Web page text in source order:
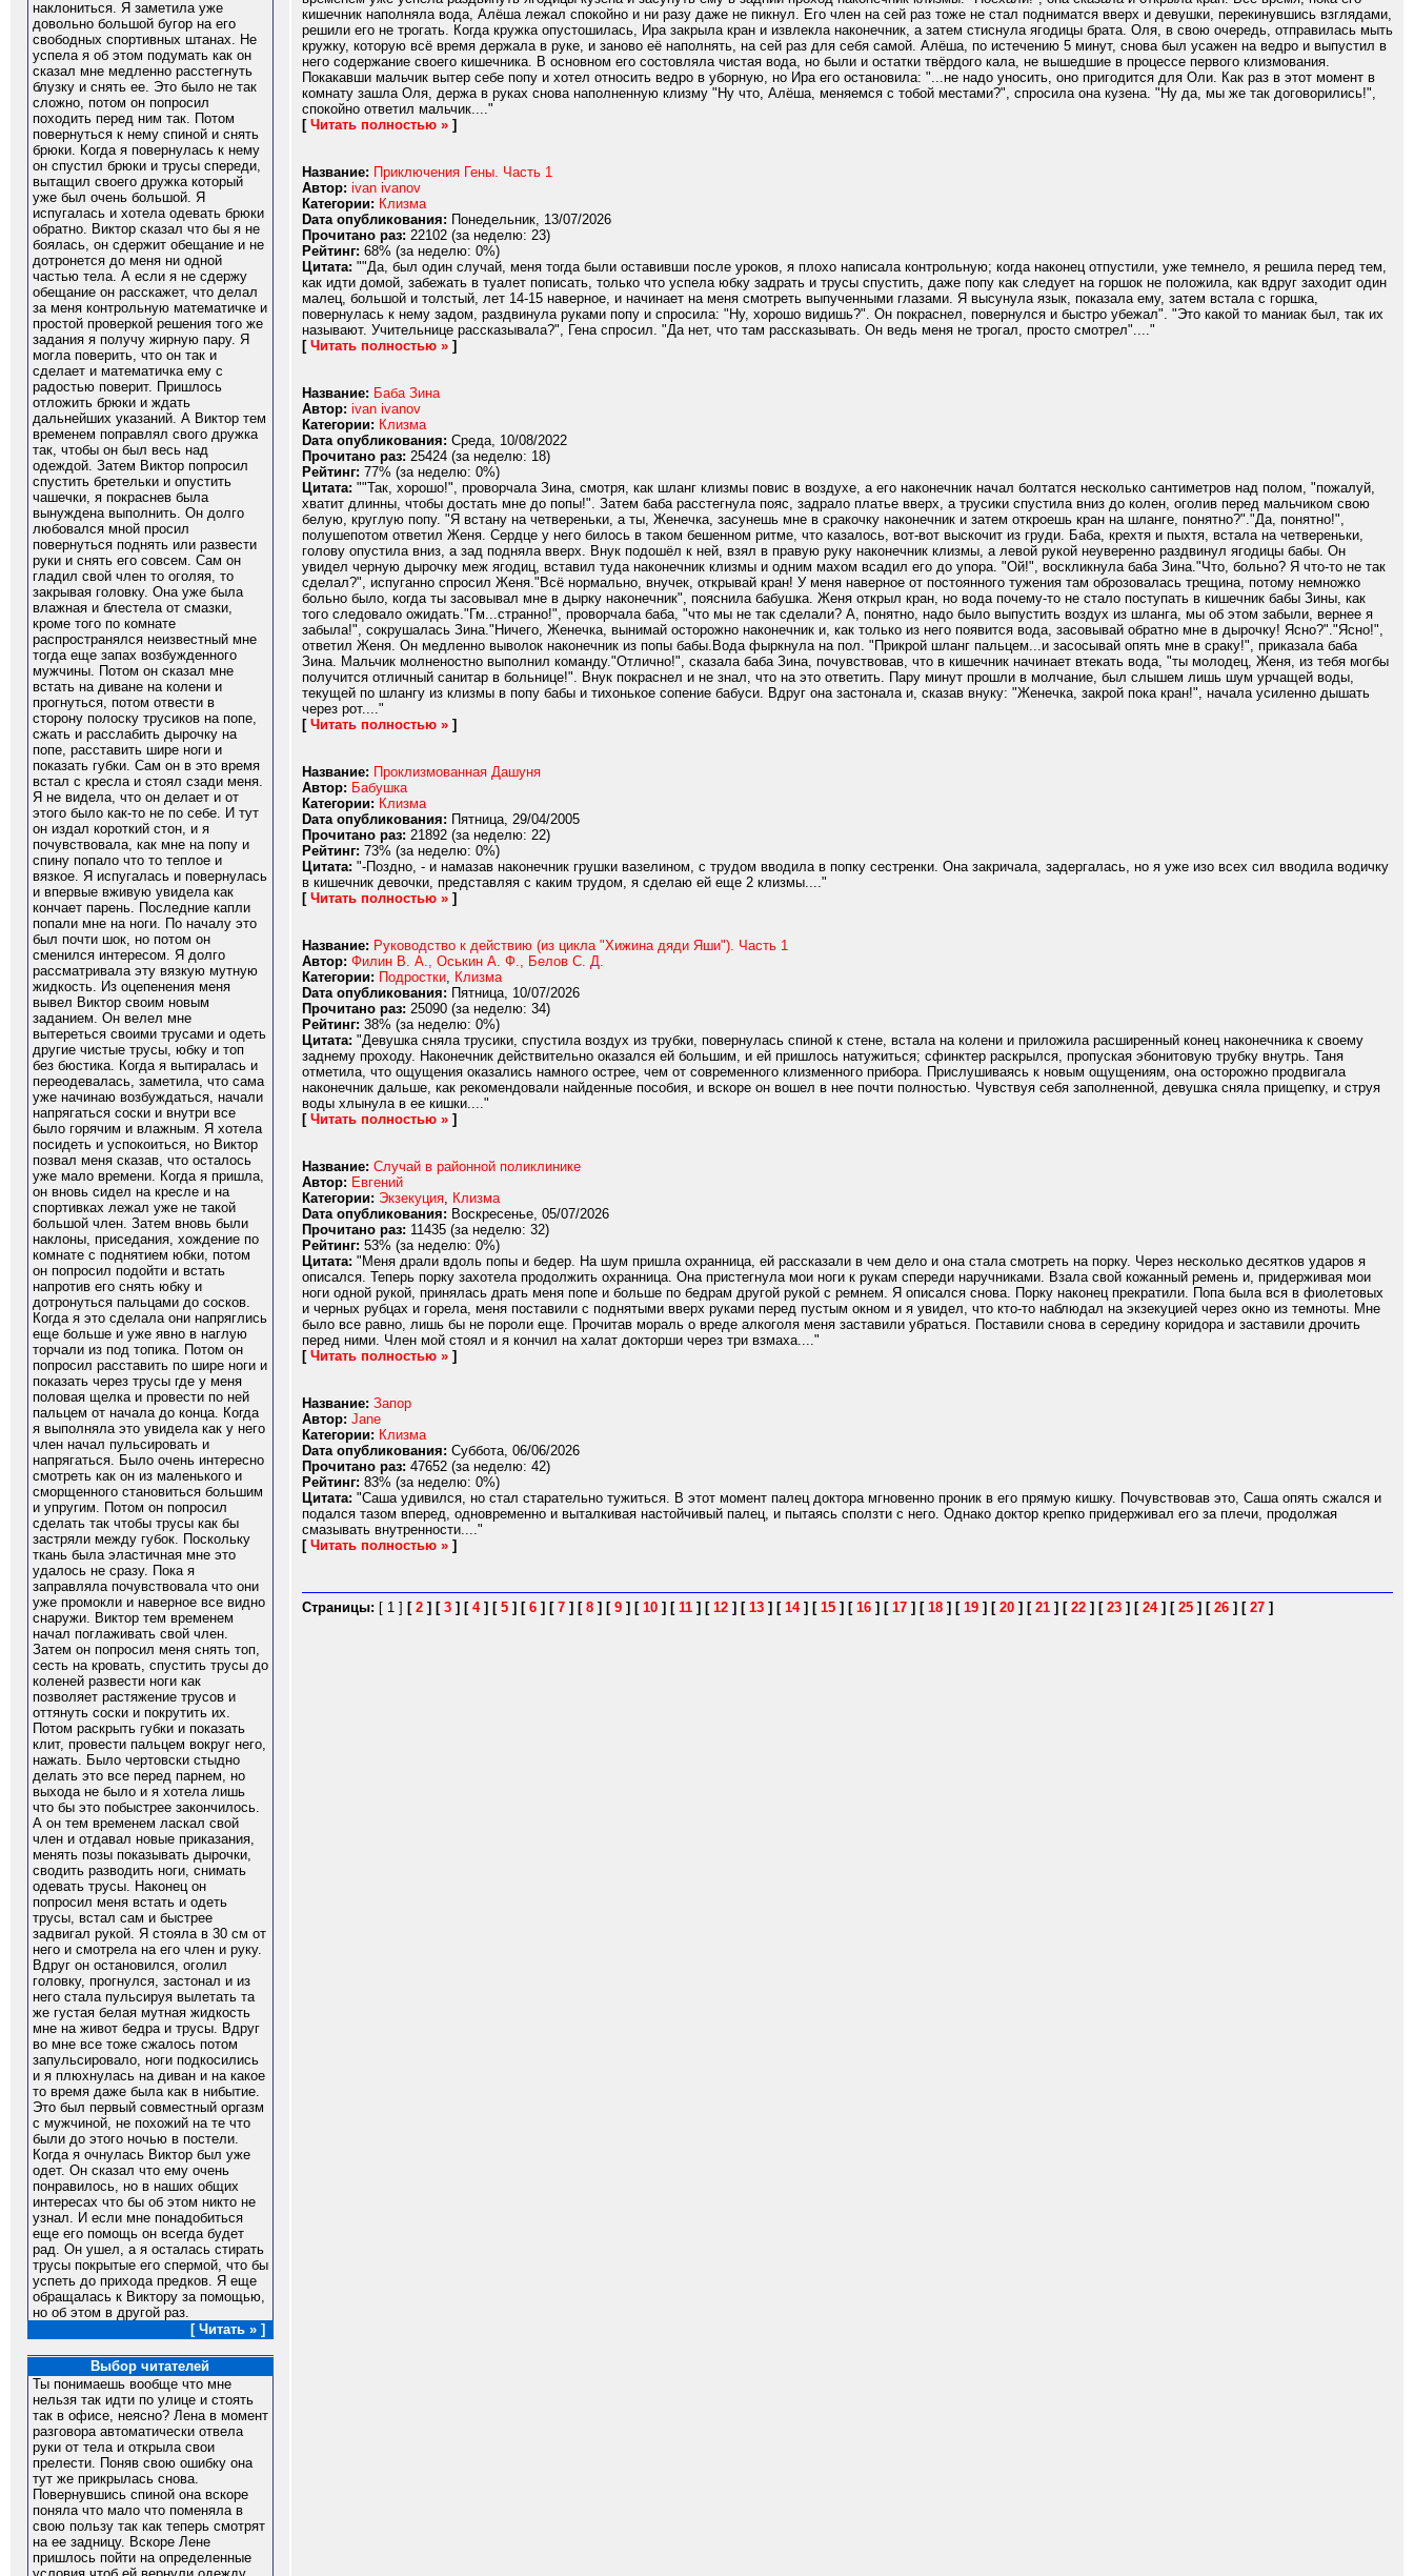
наклониться. Я заметила уже
довольно большой бугор на его
свободных спортивных штанах. Не
успела я об этом подумать как он
сказал мне медленно расстегнуть
блузку и снять ее. Это было не так
сложно, потом он попросил
походить перед ним так. Потом
повернуться к нему спиной и снять
брюки. Когда я повернулась к нему
он спустил брюки и трусы спереди,
вытащил своего дружка который
уже был очень большой. Я
испугалась и хотела одевать брюки
обратно. Виктор сказал что бы я не
боялась, он сдержит обещание и не
дотронется до меня ни одной
частью тела. А если я не сдержу
обещание он расскажет, что делал
за меня контрольную математичке и
простой проверкой решения того же
задания я получу жирную пару. Я
могла поверить, что он так и
сделает и математичка ему с
радостью поверит. Пришлось
отложить брюки и ждать
дальнейших указаний. А Виктор тем
временем поправлял свого дружка
так, чтобы он был весь над
одеждой. Затем Виктор попросил
спустить бретельки и опустить
чашечки, я покраснев была
вынуждена выполнить. Он долго
любовался мной просил
повернуться поднять или развести
руки и снять его совсем. Сам он
гладил свой член то оголяя, то
закрывая головку. Она уже была
влажная и блестела от смазки,
кроме того по комнате
распространялся неизвестный мне
тогда еще запах возбужденного
мужчины. Потом он сказал мне
встать на диване на колени и
прогнуться, потом отвести в
сторону полоску трусиков на попе,
сжать и расслабить дырочку на
попе, расставить шире ноги и
показать губки. Сам он в это время
встал с кресла и стоял сзади меня.
Я не видела, что он делает и от
этого было как-то не по себе. И тут
он издал короткий стон, и я
почувствовала, как мне на попу и
спину попало что то теплое и
вязкое. Я испугалась и повернулась
и впервые вживую увидела как
кончает парень. Последние капли
попали мне на ноги. По началу это
был почти шок, но потом он
сменился интересом. Я долго
рассматривала эту вязкую мутную
жидкость. Из оцепенения меня
вывел Виктор своим новым
заданием. Он велел мне
вытереться своими трусами и одеть
другие чистые трусы, юбку и топ
без бюстика. Когда я вытиралась и
переодевалась, заметила, что сама
уже начинаю возбуждаться, начали
напрягаться соски и внутри все
было горячим и влажным. Я хотела
посидеть и успокоиться, но Виктор
позвал меня сказав, что осталось
уже мало времени. Когда я пришла,
он вновь сидел на кресле и на
спортивках лежал уже не такой
большой член. Затем вновь были
наклоны, приседания, хождение по
комнате с поднятием юбки, потом
он попросил подойти и встать
напротив его снять юбку и
дотронуться пальцами до сосков.
Когда я это сделала они напряглись
еще больше и уже явно в наглую
торчали из под топика. Потом он
попросил расставить по шире ноги и
показать через трусы где у меня
половая щелка и провести по ней
пальцем от начала до конца. Когда
я выполняла это увидела как у него
член начал пульсировать и
напрягаться. Было очень интересно
смотреть как он из маленького и
сморщенного становиться большим
и упругим. Потом он попросил
сделать так чтобы трусы как бы
застряли между губок. Поскольку
ткань была эластичная мне это
удалось не сразу. Пока я
заправляла почувствовала что они
уже промокли и наверное все видно
снаружи. Виктор тем временем
начал поглаживать свой член.
Затем он попросил меня снять топ,
сесть на кровать, спустить трусы до
коленей развести ноги как
позволяет растяжение трусов и
оттянуть соски и покрутить их.
Потом раскрыть губки и показать
клит, провести пальцем вокруг него,
нажать. Было чертовски стыдно
делать это все перед парнем, но
выхода не было и я хотела лишь
что бы это побыстрее закончилось.
А он тем временем ласкал свой
член и отдавал новые приказания,
менять позы показывать дырочки,
сводить разводить ноги, снимать
одевать трусы. Наконец он
попросил меня встать и одеть
трусы, встал сам и быстрее
задвигал рукой. Я стояла в 30 см от
него и смотрела на его член и руку.
Вдруг он остановился, оголил
головку, прогнулся, застонал и из
него стала пульсируя вылетать та
же густая белая мутная жидкость
мне на живот бедра и трусы. Вдруг
во мне все тоже сжалось потом
запульсировало, ноги подкосились
и я плюхнулась на диван и на какое
то время даже была как в нибытие.
Это был первый совместный оргазм
с мужчиной, не похожий на те что
были до этого ночью в постели.
Когда я очнулась Виктор был уже
одет. Он сказал что ему очень
понравилось, но в наших общих
интересах что бы об этом никто не
узнал. И если мне понадобиться
еще его помощь он всегда будет
рад. Он ушел, а я осталась стирать
трусы покрытые его спермой, что бы
успеть до прихода предков. Я еще
обращалась к Виктору за помощью,
но об этом в другой раз.
[ Читать » ]
Выбор читателей
Ты понимаешь вообще что мне
нельзя так идти по улице и стоять
так в офисе, неясно? Лена в момент
разговора автоматически отвела
руки от тела и открыла свои
прелести. Поняв свою ошибку она
тут же прикрылась снова.
Повернувшись спиной она вскоре
поняла что мало что поменяла в
свою пользу так как теперь смотрят
на ее задницу. Вскоре Лене
пришлось пойти на определенные
кишечник наполняла вода, Алёша лежал спокойно и ни разу даже не пикнул. Его член на сей раз тоже не стал подниматся вверх и девушки, перекинувшись взглядами,
решили его не трогать. Когда кружка опустошилась, Ира закрыла кран и извлекла наконечник, а затем стиснула ягодицы брата. Оля, в свою очередь, отправилась мыть
кружку, которую всё время держала в руке, и заново её наполнять, на сей раз для себя самой. Алёша, по истечению 5 минут, снова был усажен на ведро и выпустил в
него содержание своего кишечника. В основном его состовляла чистая вода, но были и остатки твёрдого кала, не вышедшие в процессе первого клизмования.
Покакавши мальчик вытер себе попу и хотел относить ведро в уборную, но Ира его остановила: "...не надо уносить, оно пригодится для Оли. Как раз в этот момент в
комнату зашла Оля, держа в руках снова наполненную клизму "Ну что, Алёша, меняемся с тобой местами?", спросила она кузена. "Ну да, мы же так договорились!",
спокойно ответил мальчик...."
[ Читать полностью » ]
Название: Приключения Гены. Часть 1
Автор: ivan ivanov
Категории: Клизма
Dата опубликования: Понедельник, 13/07/2026
Прочитано раз: 22102 (за неделю: 23)
Рейтинг: 68% (за неделю: 0%)
Цитата: ""Да, был один случай, меня тогда были оставивши после уроков, я плохо написала контрольную; когда наконец отпустили, уже темнело, я решила перед тем,
как идти домой, забежать в туалет пописать, только что успела юбку задрать и трусы спустить, даже попу как следует на горшок не положила, как вдруг заходит один
малец, большой и толстый, лет 14-15 наверное, и начинает на меня смотреть выпученными глазами. Я высунула язык, показала ему, затем встала с горшка,
повернулась к нему задом, раздвинула руками попу и спросила: "Ну, хорошо видишь?". Он покраснел, повернулся и быстро убежал". "Это какой то маниак был, так их
называют. Учительнице рассказывала?", Гена спросил. "Да нет, что там рассказывать. Он ведь меня не трогал, просто смотрел"...."
[ Читать полностью » ]
Название: Баба Зина
Автор: ivan ivanov
Категории: Клизма
Dата опубликования: Среда, 10/08/2022
Прочитано раз: 25424 (за неделю: 18)
Рейтинг: 77% (за неделю: 0%)
Цитата: ""Так, хорошо!", проворчала Зина, смотря, как шланг клизмы повис в воздухе, а его наконечник начал болтатся несколько сантиметров над полом, "пожалуй,
хватит длинны, чтобы достать мне до попы!". Затем баба расстегнула пояс, задрало платье вверх, а трусики спустила вниз до колен, оголив перед мальчиком свою
белую, круглую попу. "Я встану на четвереньки, а ты, Женечка, засунешь мне в сракочку наконечник и затем откроешь кран на шланге, понятно?"."Да, понятно!",
полушепотом ответил Женя. Сердце у него билось в таком бешенном ритме, что казалось, вот-вот выскочит из груди. Баба, крехтя и пыхтя, встала на четвереньки,
голову опустила вниз, а зад подняла вверх. Внук подошёл к ней, взял в правую руку наконечник клизмы, а левой рукой неуверенно раздвинул ягодицы бабы. Он
увидел черную дырочку меж ягодиц, вставил туда наконечник клизмы и одним махом всадил его до упора. "Ой!", воскликнула баба Зина."Что, больно? Я что-то не так
сделал?", испуганно спросил Женя."Всё нормально, внучек, открывай кран! У меня наверное от постоянного тужения там оброзовалась трещина, потому немножко
больно было, когда ты засовывал мне в дырку наконечник", пояснила бабушка. Женя открыл кран, но вода почему-то не стало поступать в кишечник бабы Зины, как
того следовало ожидать."Гм...странно!", проворчала баба, "что мы не так сделали? А, понятно, надо было выпустить воздух из шланга, мы об этом забыли, вернее я
забыла!", сокрушалась Зина."Ничего, Женечка, вынимай осторожно наконечник и, как только из него появится вода, засовывай обратно мне в дырочку! Ясно?"."Ясно!",
ответил Женя. Он медленно выволок наконечник из попы бабы.Вода фыркнула на пол. "Прикрой шланг пальцем...и засосывай опять мне в сраку!", приказала баба
Зина. Мальчик молненостно выполнил команду."Отлично!", сказала баба Зина, почувствовав, что в кишечник начинает втекать вода, "ты молодец, Женя, из тебя могбы
получится отличный санитар в больнице!". Внук покраснел и не знал, что на это ответить. Пару минут прошли в молчание, был слышем лишь шум урчащей воды,
текущей по шлангу из клизмы в попу бабы и тихонькое сопение бабуси. Вдруг она застонала и, сказав внуку: "Женечка, закрой пока кран!", начала усиленно дышать
через рот...."
[ Читать полностью » ]
Название: Проклизмованная Дашуня
Автор: Бабушка
Категории: Клизма
Dата опубликования: Пятница, 29/04/2005
Прочитано раз: 21892 (за неделю: 22)
Рейтинг: 73% (за неделю: 0%)
Цитата: "-Поздно, - и намазав наконечник грушки вазелином, с трудом вводила в попку сестренки. Она закричала, задергалась, но я уже изо всех сил вводила водичку
в кишечник девочки, представляя с каким трудом, я сделаю ей еще 2 клизмы...."
[ Читать полностью » ]
Название: Руководство к действию (из цикла "Хижина дяди Яши"). Часть 1
Автор: Филин В. А., Оськин А. Ф., Белов С. Д.
Категории: Подростки, Клизма
Dата опубликования: Пятница, 10/07/2026
Прочитано раз: 25090 (за неделю: 34)
Рейтинг: 38% (за неделю: 0%)
Цитата: "Девушка сняла трусики, спустила воздух из трубки, повернулась спиной к стене, встала на колени и приложила расширенный конец наконечника к своему
заднему проходу. Наконечник действительно оказался ей большим, и ей пришлось натужиться; сфинктер раскрылся, пропуская эбонитовую трубку внутрь. Таня
отметила, что ощущения оказались намного острее, чем от современного клизменного прибора. Прислушиваясь к новым ощущениям, она осторожно продвигала
наконечник дальше, как рекомендовали найденные пособия, и вскоре он вошел в нее почти полностью. Чувствуя себя заполненной, девушка сняла прищепку, и струя
воды хлынула в ее кишки...."
[ Читать полностью » ]
Название: Случай в районной поликлинике
Автор: Евгений
Категории: Экзекуция, Клизма
Dата опубликования: Воскресенье, 05/07/2026
Прочитано раз: 11435 (за неделю: 32)
Рейтинг: 53% (за неделю: 0%)
Цитата: "Меня драли вдоль попы и бедер. На шум пришла охранница, ей рассказали в чем дело и она стала смотреть на порку. Через несколько десятков ударов я
описался. Теперь порку захотела продолжить охранница. Она пристегнула мои ноги к рукам спереди наручниками. Взала свой кожанный ремень и, придерживая мои
ноги одной рукой, принялась драть меня попе и больше по бедрам другой рукой с ремнем. Я описался снова. Порку наконец прекратили. Попа была вся в фиолетовых
и черных рубцах и горела, меня поставили с поднятыми вверх руками перед пустым окном и я увидел, что кто-то наблюдал на экзекуцией через окно из темноты. Мне
было все равно, лишь бы не пороли еще. Прочитав мораль о вреде алкоголя меня заставили убраться. Поставили снова в середину коридора и заставили дрочить
перед ними. Член мой стоял и я кончил на халат докторши через три взмаха...."
[ Читать полностью » ]
Название: Запор
Автор: Jane
Категории: Клизма
Dата опубликования: Суббота, 06/06/2026
Прочитано раз: 47652 (за неделю: 42)
Рейтинг: 83% (за неделю: 0%)
Цитата: "Саша удивился, но стал старательно тужиться. В этот момент палец доктора мгновенно проник в его прямую кишку. Почувствовав это, Саша опять сжался и
подался тазом вперед, одновременно и выталкивая настойчивый палец, и пытаясь сползти с него. Однако доктор крепко придерживал его за плечи, продолжая
смазывать внутренности...."
[ Читать полностью » ]
Страницы: [ 1 ] [ 2 ] [ 3 ] [ 4] [ 5 ] [ 6 ] [ 7 ] [ 8 ] [ 9 ] [ 10 ] [ 11 ] [ 12 ] [ 13 ] [ 14] [ 15 ] [ 16 ] [ 17 ] [ 18 ] [ 19 ] [ 20 ] [ 21 ] [ 22 ] [ 23 ] [ 24] [ 25 ] [ 26 ] [ 27 ]